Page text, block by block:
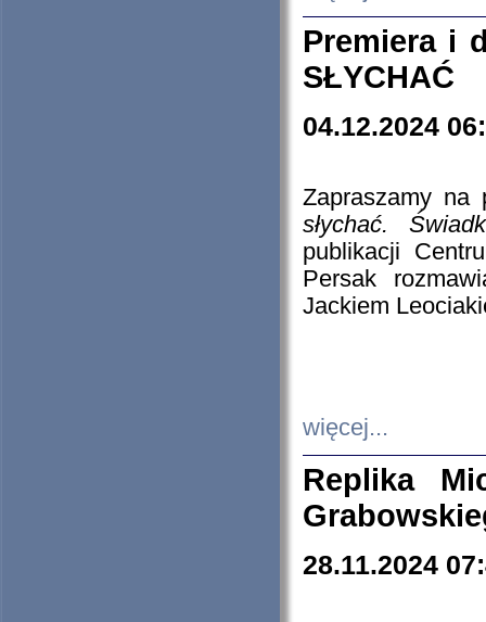
Premiera i
SŁYCHAĆ
04.12.2024
Zapraszamy
słychać.
publikacji
Persak
Jackiem
więcej...
Replika
28.11.2024